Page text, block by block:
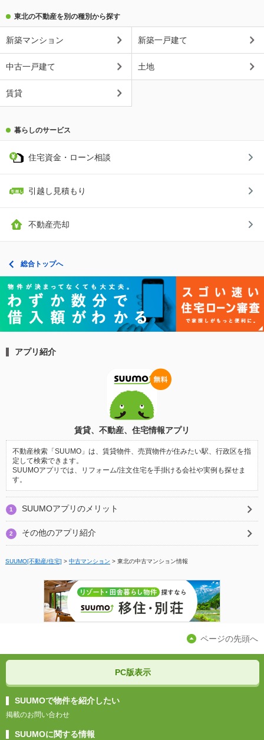
東北の不動産を別の種別から探す
新築マンション 新築一戸建て
中古一戸建て 土地
賃貸
暮らしのサービス
住宅資金・ローン相談
引越し見積もり
不動産売却
総合トップへ
アプリ紹介
賃貸、不動産、住宅情報アプリ
不動産検索「SUUMO」は、賃貸物件、売買物件が住みたい駅、行政区を指
定して検索できます。
SUUMOアプリでは、リフォーム/注文住宅を手掛ける会社や実例も探せま
す。
1 SUUMOアプリのメリット
2 その他のアプリ紹介
SUUMO[不動産/住宅] > 中古マンション > 東北の中古マンション情報
ページの先頭へ
PC版表示
SUUMOで物件を紹介したい
掲載のお問い合わせ
SUUMOに関する情報